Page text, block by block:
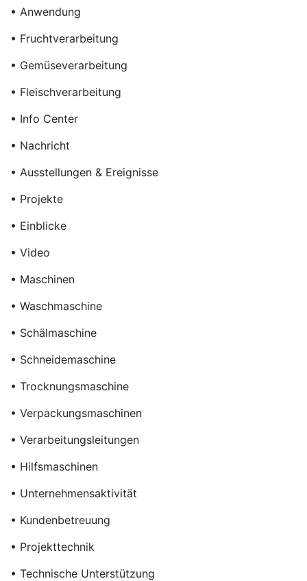
• Anwendung
• Fruchtverarbeitung
• Gemüseverarbeitung
• Fleischverarbeitung
• Info Center
• Nachricht
• Ausstellungen & Ereignisse
• Projekte
• Einblicke
• Video
• Maschinen
• Waschmaschine
• Schälmaschine
• Schneidemaschine
• Trocknungsmaschine
• Verpackungsmaschinen
• Verarbeitungsleitungen
• Hilfsmaschinen
• Unternehmensaktivität
• Kundenbetreuung
• Projekttechnik
• Technische Unterstützung